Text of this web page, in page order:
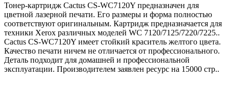
Тонер-картридж Cactus CS-WC7120Y предназначен для
цветной лазерной печати. Его размеры и форма полностью
соответствуют оригинальным. Картридж предназначается для
техники Xerox различных моделей WC 7120/7125/7220/7225..
Cactus CS-WC7120Y имеет стойкий краситель желтого цвета.
Качество печати ничем не отличается от профессионального.
Деталь подходит для домашней и профессиональной
эксплуатации. Производителем заявлен ресурс на 15000 стр..